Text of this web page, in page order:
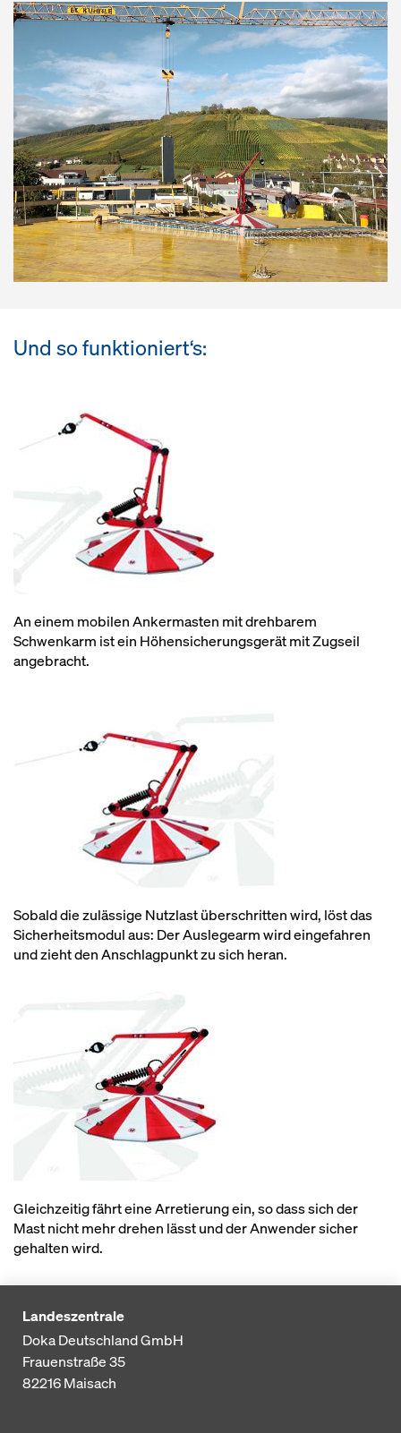
Und so funktioniert‘s:
An einem mobilen Ankermasten mit drehbarem
Schwenkarm ist ein Höhensicherungsgerät mit Zugseil
angebracht.
Sobald die zulässige Nutzlast überschritten wird, löst das
Sicherheitsmodul aus: Der Auslegearm wird eingefahren
und zieht den Anschlagpunkt zu sich heran.
Gleichzeitig fährt eine Arretierung ein, so dass sich der
Mast nicht mehr drehen lässt und der Anwender sicher
gehalten wird.
Landeszentrale
Doka Deutschland GmbH
Frauenstraße 35
82216Maisach